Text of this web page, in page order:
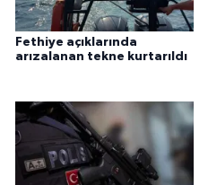
Fethiye açıklarında
arızalanan tekne kurtarıldı